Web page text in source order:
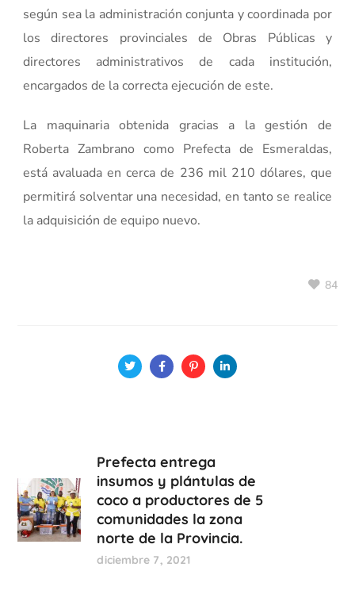
según sea la administración conjunta y coordinada por
los directores provinciales de Obras Públicas y
directores administrativos de cada institución,
encargados de la correcta ejecución de este.
La maquinaria obtenida gracias a la gestión de
Roberta Zambrano como Prefecta de Esmeraldas,
está avaluada en cerca de 236 mil 210 dólares, que
permitirá solventar una necesidad, en tanto se realice
la adquisición de equipo nuevo.
84
Prefecta entrega
insumos y plántulas de
coco a productores de 5
comunidades la zona
norte de la Provincia.
diciembre 7, 2021